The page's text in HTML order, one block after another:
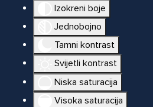
Izokreni boje
Jednobojno
Tamni kontrast
Svijetli kontrast
Niska saturacija
Visoka saturacija